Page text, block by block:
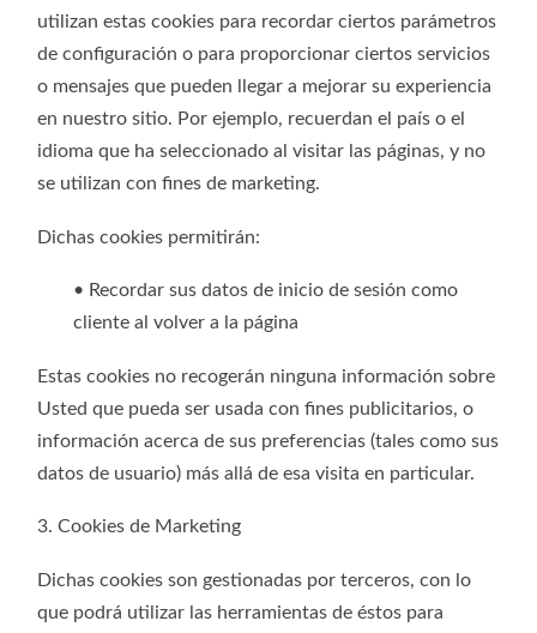
utilizan estas cookies para recordar ciertos parámetros
de configuración o para proporcionar ciertos servicios
o mensajes que pueden llegar a mejorar su experiencia
en nuestro sitio. Por ejemplo, recuerdan el país o el
idioma que ha seleccionado al visitar las páginas, y no
se utilizan con fines de marketing.
Dichas cookies permitirán:
• Recordar sus datos de inicio de sesión como
cliente al volver a la página
Estas cookies no recogerán ninguna información sobre
Usted que pueda ser usada con fines publicitarios, o
información acerca de sus preferencias (tales como sus
datos de usuario) más allá de esa visita en particular.
3. Cookies de Marketing
Dichas cookies son gestionadas por terceros, con lo
que podrá utilizar las herramientas de éstos para